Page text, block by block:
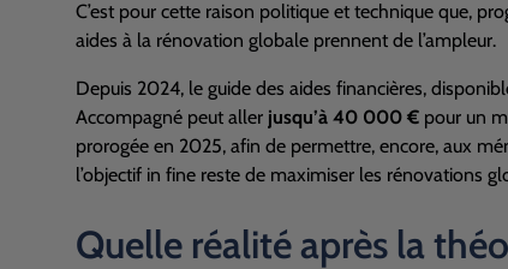
C’est pour cette raison politique et technique que,
aides à la rénovation globale prennent de l’ampleur.
Depuis 2024, le guide des aides financières,
Accompagné peut aller jusqu’à 40 000 €pour un
prorogée en 2025, afin de permettre, encore, aux
l’objectif in fine reste de maximiser les rénovations
Quelle réalité après la